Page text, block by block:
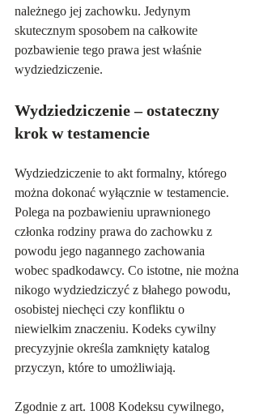
należnego jej zachowku. Jedynym
skutecznym sposobem na całkowite
pozbawienie tego prawa jest właśnie
wydziedziczenie.
Wydziedziczenie – ostateczny
krok w testamencie
Wydziedziczenie to akt formalny, którego
można dokonać wyłącznie w testamencie.
Polega na pozbawieniu uprawnionego
członka rodziny prawa do zachowku z
powodu jego nagannego zachowania
wobec spadkodawcy. Co istotne, nie można
nikogo wydziedziczyć z błahego powodu,
osobistej niechęci czy konfliktu o
niewielkim znaczeniu. Kodeks cywilny
precyzyjnie określa zamknięty katalog
przyczyn, które to umożliwiają.
Zgodnie z art. 1008 Kodeksu cywilnego,